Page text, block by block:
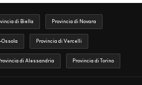
di Biella Provincia di Novara
Ossola Provincia di Vercelli
di Alessandria Provincia di Torino